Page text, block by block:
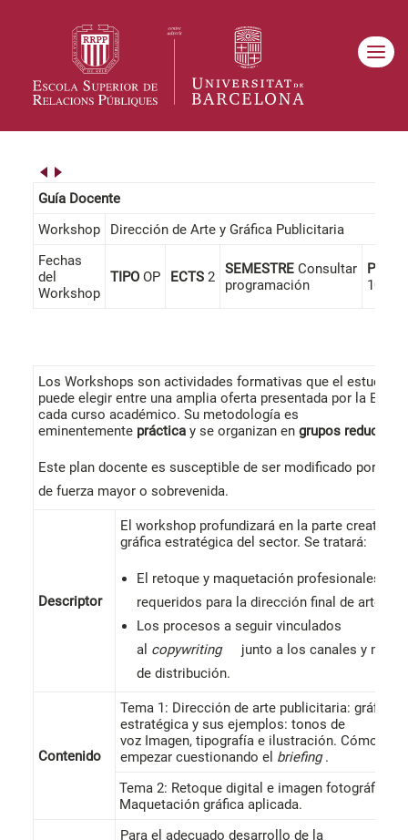
Guía Docente
Workshop
Dirección de Arte y Gráfica Publicitaria
Fechas
del
Workshop
TIPO OP ECTS 2 SEMESTRE Consultar
programación
100%
Los Workshops son actividades formativas que el
puede elegir entre una amplia oferta presentada por la
cada curso académico. Su metodología es
eminentemente práctica y se organizan en grupos reducidos
Este plan docente es susceptible de ser modificado por
de fuerza mayor o sobrevenida.
Descriptor
El workshop profundizará en la parte creativa y
gráfica estratégica del sector. Se tratará:
El retoque y maquetación profesionales
requeridos para la dirección final de arte.
Los procesos a seguir vinculados
al copywriting
junto a los canales y
de distribución.
Contenido
Tema 1: Dirección de arte publicitaria: gráfica
estratégica y sus ejemplos: tonos de
voz Imagen, tipografía e ilustración. Cómo
empezar cuestionando el briefing.
Tema 2: Retoque digital e imagen fotográfica.
Maquetación gráfica aplicada.
Para el adecuado desarrollo de la